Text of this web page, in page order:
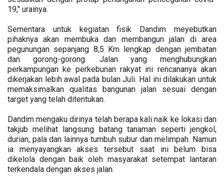
19," urainya.
Sementara untuk kegiatan fisik Dandim meyebutkan
pihaknya akan membuka dan membangun jalan di area
pegunungan sepanjang 8,5 Km lengkap dengan jembatan
dan gorong-gorong. Jalan yang menghubungkan
perkampungan ke perkebunan rakyat ini rencananya akan
dikerjakan lebih awal pada bulan Juli. Hal ini dilakukan untuk
memaksimalkan qualitas bangunan jalan sesuai dengan
target yang telah ditentukan.
Dandim mengaku dirinya telah berapa kali naik ke lokasi dan
takjub melihat langsung batang tanaman seperti jengkol,
durian, pala dan lainnya tumbuh subur dan melimpah. Namun
ia menyayangkan akses tersebut saat ini belum bisa
dikelola dengan baik oleh masyarakat setempat lantaran
terkendala dengan akses jalan.